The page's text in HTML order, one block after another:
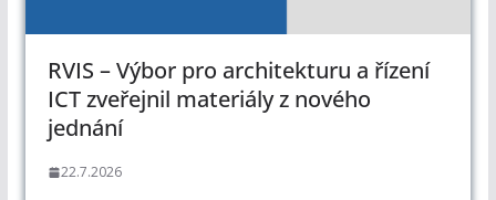
RVIS – Výbor pro architekturu a řízení
ICT zveřejnil materiály z nového
jednání
22.7.2026